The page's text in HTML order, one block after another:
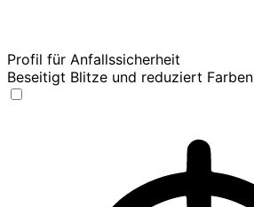
Profil für Anfallssicherheit
Beseitigt Blitze und reduziert Farben